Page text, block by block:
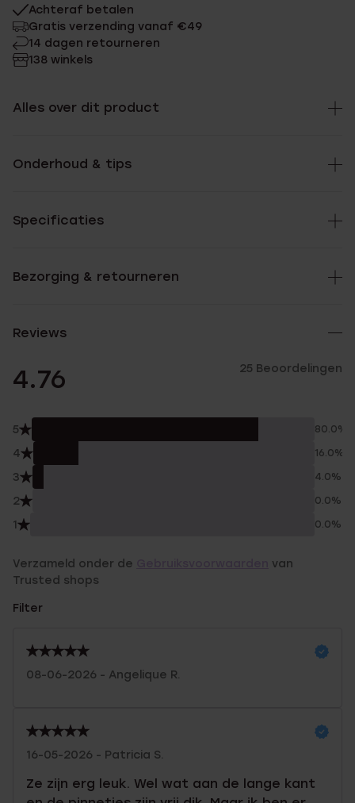
Achteraf betalen
Gratis verzending vanaf €49
14 dagen retourneren
138 winkels
Alles over dit product
Onderhoud & tips
Specificaties
Bezorging & retourneren
Reviews
4.76 25 Beoordelingen
5 80.0%
4 16.0%
3 4.0%
2 0.0%
1 0.0%
Verzameld onder de
van
Trusted shops
Filter
08-06-2026 - Angelique R.
16-05-2026 - Patricia S.
Ze zijn erg leuk. Wel wat aan de lange kant